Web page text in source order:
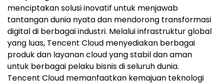
menciptakan solusi inovatif untuk menjawab
tantangan dunia nyata dan mendorong transformasi
digital di berbagai industri. Melalui infrastruktur global
yang luas, Tencent Cloud menyediakan berbagai
produk dan layanan cloud yang stabil dan aman
untuk berbagai pelaku bisnis di seluruh dunia.
Tencent Cloud memanfaatkan kemajuan teknologi